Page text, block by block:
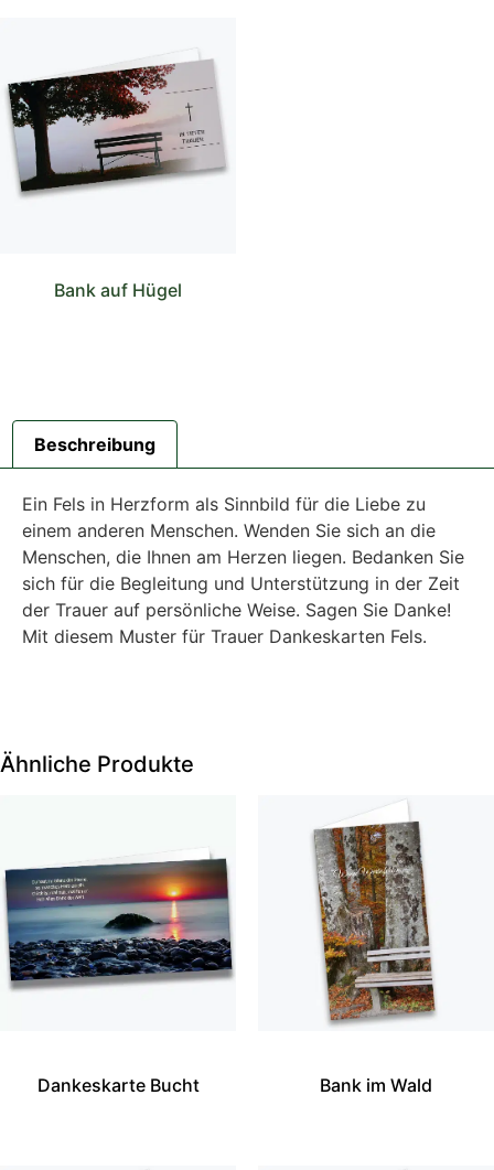
Bank auf Hügel
Beschreibung
Ein Fels in Herzform als Sinnbild für die Liebe zu
einem anderen Menschen. Wenden Sie sich an die
Menschen, die Ihnen am Herzen liegen. Bedanken Sie
sich für die Begleitung und Unterstützung in der Zeit
der Trauer auf persönliche Weise. Sagen Sie Danke!
Mit diesem Muster für Trauer Dankeskarten Fels.
Ähnliche Produkte
Dankeskarte Bucht Bank im Wald